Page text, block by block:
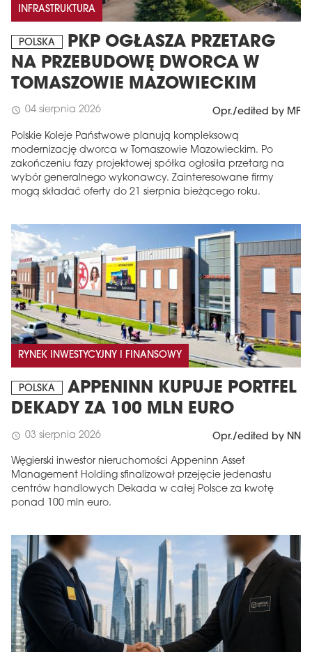
INFRASTRUKTURA
POLSKA
PKP OGŁASZA PRZETARG
NA PRZEBUDOWĘ DWORCA W
TOMASZOWIE MAZOWIECKIM
schedule 04 sierpnia 2026 Opr./edited by MF
Polskie Koleje Państwowe planują kompleksową
modernizację dworca w Tomaszowie Mazowieckim. Po
zakończeniu fazy projektowej spółka ogłosiła przetarg na
wybór generalnego wykonawcy. Zainteresowane firmy
mogą składać oferty do 21 sierpnia bieżącego roku.
RYNEK INWESTYCYJNY I FINANSOWY
POLSKA
APPENINN KUPUJE PORTFEL
DEKADY ZA 100 MLN EURO
schedule 03 sierpnia 2026 Opr./edited by NN
Węgierski inwestor nieruchomości Appeninn Asset
Management Holding sfinalizował przejęcie jedenastu
centrów handlowych Dekada w całej Polsce za kwotę
ponad 100 mln euro.